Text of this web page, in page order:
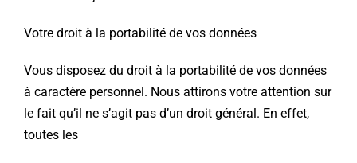
Votre droit à la portabilité de vos données
Vous disposez du droit à la portabilité de vos données
à caractère personnel. Nous attirons votre attention sur
le fait qu’il ne s’agit pas d’un droit général. En effet,
toutes les